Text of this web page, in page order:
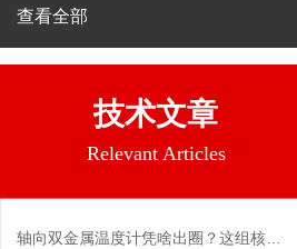
查看全部
技术文章
Relevant Articles
轴向双金属温度计凭啥出圈？这组核心特点给出了答案